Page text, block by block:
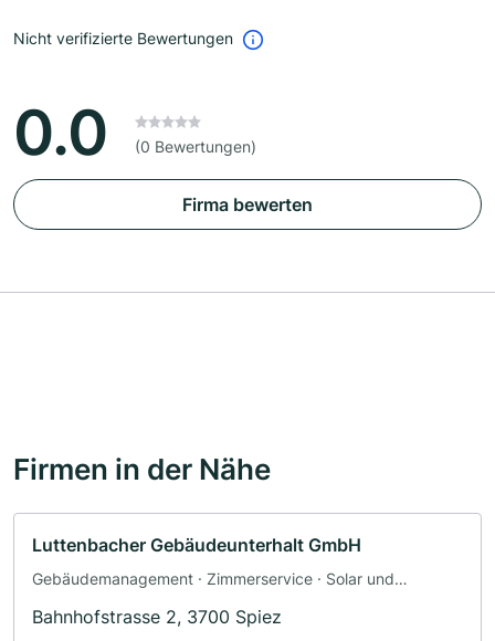
Nicht verifizierte Bewertungen
0.0 (0 Bewertungen)
Firma bewerten
Firmen in der Nähe
Luttenbacher Gebäudeunterhalt GmbH
Gebäudemanagement · Zimmerservice · Solar und
Bahnhofstrasse 2, 3700 Spiez